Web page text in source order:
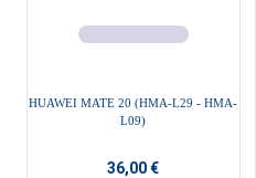
HUAWEI MATE 20 (HMA-L29 - HMA-
L09)
36,00 €